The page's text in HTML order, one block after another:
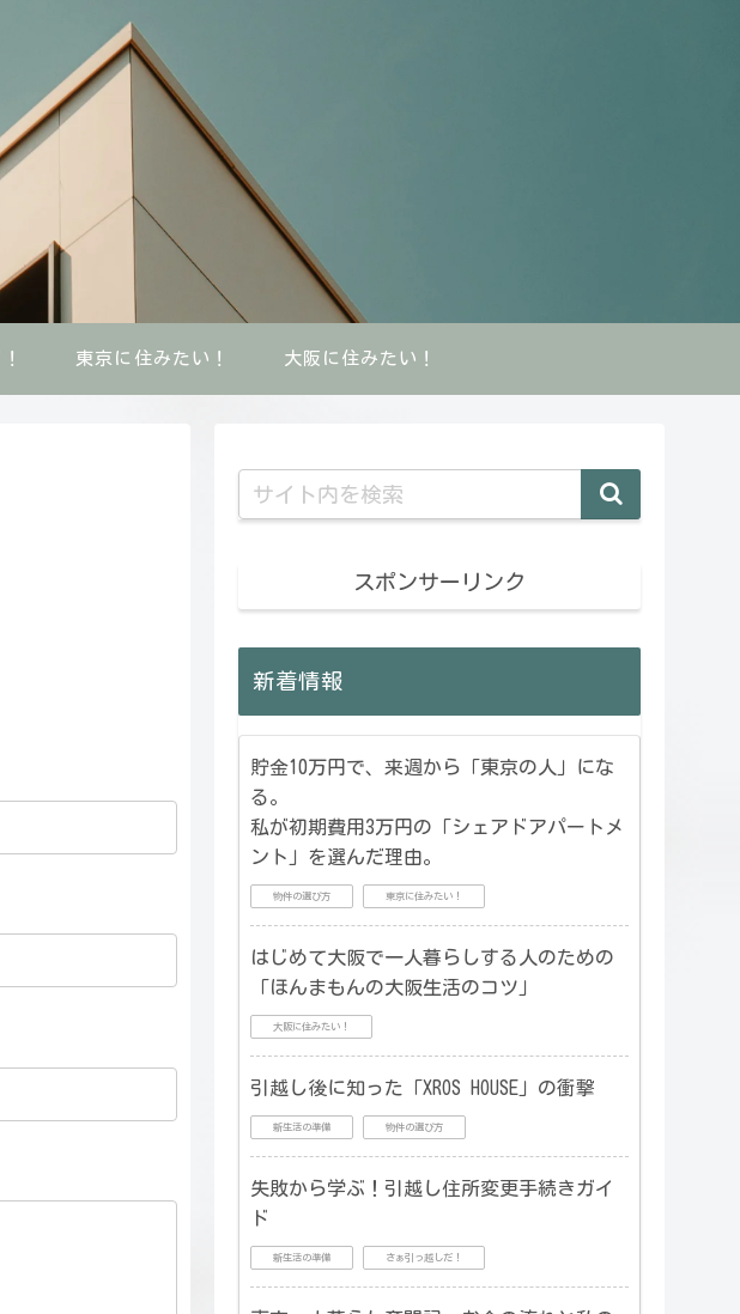
東京に住みたい！ 大阪に住みたい！
スポンサーリンク
新着情報
貯金10万円で、来週から「東京の人」にな
る。
私が初期費用3万円の「シェアドアパートメ
ント」を選んだ理由。
物件の選び方 東京に住みたい！
はじめて大阪で一人暮らしする人のための
「ほんまもんの大阪生活のコツ」
大阪に住みたい！
引越し後に知った「XROS HOUSE」の衝撃
新生活の準備 物件の選び方
失敗から学ぶ！引越し住所変更手続きガイ
ド
新生活の準備 さぁ引っ越しだ！